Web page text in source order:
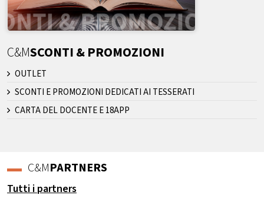
C&MSCONTI & PROMOZIONI
OUTLET
SCONTI E PROMOZIONI DEDICATI AI TESSERATI
CARTA DEL DOCENTE E 18APP
C&MPARTNERS
Tutti i partners